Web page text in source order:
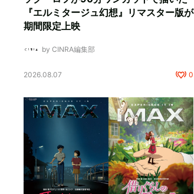
『エルミタージュ幻想』リマスター版が
期間限定上映
by CINRA編集部
2026.08.07 0